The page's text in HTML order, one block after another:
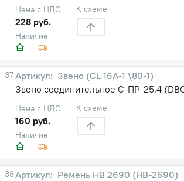
Наличие
Цена с НДС
228 руб.
К схеме
37
Звено (CL 16A-1 \80-1)
Звено соединительное С-ПР-25,4
Наличие
Цена с НДС
160 руб.
К схеме
38
Ремень HB 2690 (НВ-2690)